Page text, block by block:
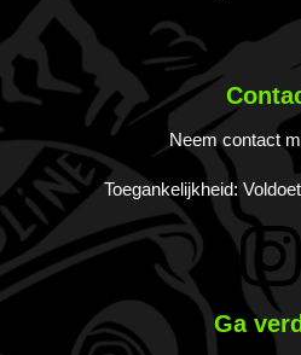
Neem contact
Toegankelijkheid:
Ga